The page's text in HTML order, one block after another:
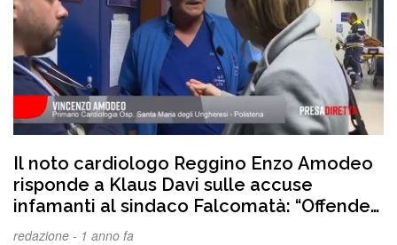
Il noto cardiologo Reggino Enzo Amodeo
risponde a Klaus Davi sulle accuse
infamanti al sindaco Falcomatà: “Offende
una intera città, questo personaggio non
redazione - 1 anno fa